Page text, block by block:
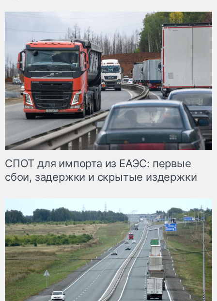
СПОТ для импорта из ЕАЭС: первые
сбои, задержки и скрытые издержки